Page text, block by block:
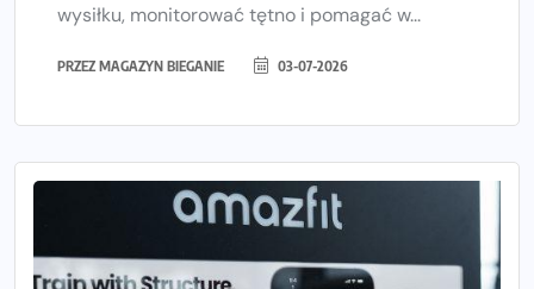
wysiłku, monitorować tętno i pomagać w...
PRZEZ MAGAZYN BIEGANIE 03-07-2026